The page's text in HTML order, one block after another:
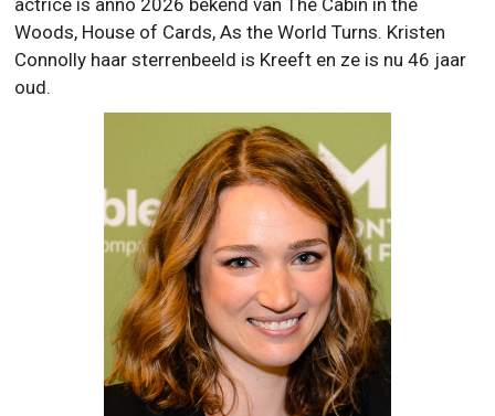
actrice is anno 2026 bekend van The Cabin in the
Woods, House of Cards, As the World Turns. Kristen
Connolly haar sterrenbeeld is Kreeft en ze is nu 46 jaar
oud.